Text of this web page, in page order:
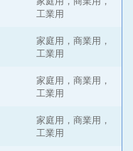
工業用
家庭用，商業用，
工業用
家庭用，商業用，
工業用
家庭用，商業用，
工業用